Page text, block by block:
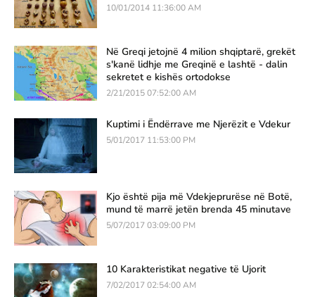
10/01/2014 11:36:00 AM
Në Greqi jetojnë 4 milion shqiptarë, grekët
s'kanë lidhje me Greqinë e lashtë - dalin
sekretet e kishës ortodokse
2/21/2015 07:52:00 AM
Kuptimi i Ëndërrave me Njerëzit e Vdekur
5/01/2017 11:53:00 PM
Kjo është pija më Vdekjeprurëse në Botë,
mund të marrë jetën brenda 45 minutave
5/07/2017 03:09:00 PM
10 Karakteristikat negative të Ujorit
7/02/2017 02:54:00 AM